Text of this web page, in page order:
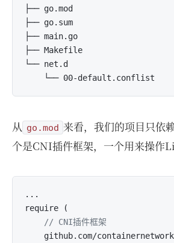
├── go.mod
├── go.sum
├── main.go
├── Makefile
└── net.d
从 go.mod 来看，我们的项目只依
个是CNI插件框架，一个用来操作
...
require (
// CNI插件框架
github.com/